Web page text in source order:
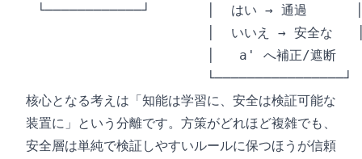
核心となる考えは「知能は学習に、安全は検証可能な
装置に」という分離です。方策がどれほど複雑でも、
安全層は単純で検証しやすいルールに保つほうが信頼